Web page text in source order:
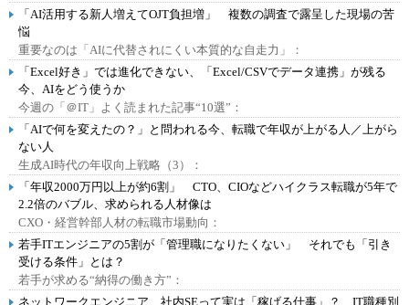
「AI活用する新人増えてOJT負担増」 複数の調査で露呈した現場の苦
悩
重要なのは「AIに代替されにくい本質的な自走力」：
「Excel好き」では進化できない、「Excel/CSVでデータ連携」が残る
今、AIをどう使うか
今週の「＠IT」よく読まれた記事“10選”：
「AIで何を変えたの？」と問われる今、転職で年収が上がる人／上がら
ない人
生成AI時代の年収向上戦略（3）：
「年収2000万円以上が約6割」 CTO、CIOなどハイクラス転職が5年で
2.2倍のバブル、求められる人材像は
CXO・経営幹部人材の転職市場動向：
若手ITエンジニアの5割が「管理職になりたくない」 それでも「引き
受ける条件」とは？
若手が求める“納得の働き方”：
ネットワークエンジニア、社内SEって実は「稼げる仕事」？ IT職種別